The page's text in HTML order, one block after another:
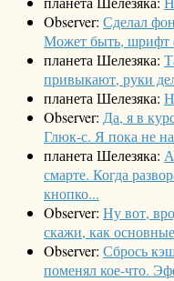
Observer: Сделал
Может быть, шрифт
планета Шелезяка:
привыкают, руки
планета Шелезяка:
Observer: Да, я в
Глюк-с. Я пока не
планета Шелезяка:
смарте. Когда
кнопко...
Observer: Ну вот,
скажи, как
Observer: Сбрось
поменял кое-что.